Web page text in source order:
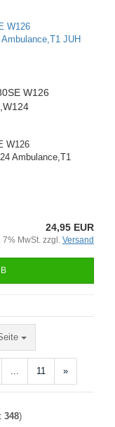
W126
W126
Ambulance,T1
24,95 EUR
7% MwSt. zzgl. Versand
... 11 »
348)